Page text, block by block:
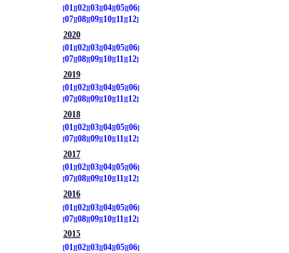
01
02 03 04 05 06
07 08 09 10 11
12
2020
01
02 03 04 05 06
07 08 09 10 11
12
2019
01
02 03 04 05 06
07 08 09 10 11
12
2018
01 02 03 04 05 06
07 08 09 10 11 12
2017
01 02 03 04 05 06
07 08 09 10 11 12
2016
01
02 03 04 05 06
07 08 09 10 11
12
2015
01
02 03 04 05 06